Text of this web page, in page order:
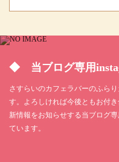
◆ 当ブログ専用
さすらいのカフェラバーのふら
す。よろしければ今後ともお付
新情報をお知らせする当ブログ
ています。